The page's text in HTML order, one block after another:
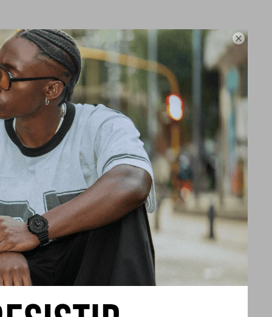

Capacidad de
los primeros
de
1/100 segundos
segundo (después
Tiempo
tiempos de 1ª y 2ª